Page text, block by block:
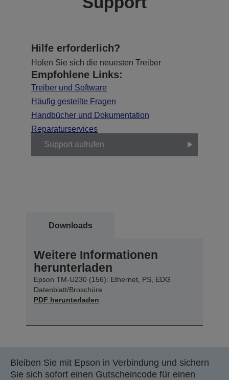
Hilfe erforderlich?
Holen Sie sich die neuesten Treiber
Empfohlene Links:
Treiber und Software
Häufig gestellte Fragen
Handbücher und Dokumentation
Reparaturservices
Support aufrufen
Downloads
Weitere Informationen
herunterladen
Epson TM-U230 (156): Ethernet, PS, EDG
Datenblatt/Broschüre
PDF herunterladen
Bleiben Sie mit Epson in Verbindung und sichern
Sie sich sofort einen Gutscheincode für einen